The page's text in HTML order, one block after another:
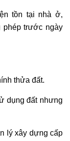
tồn tại nhà ở,
phép trước ngày
thửa đất.
dụng đất nhưng
lý xây dựng cấp